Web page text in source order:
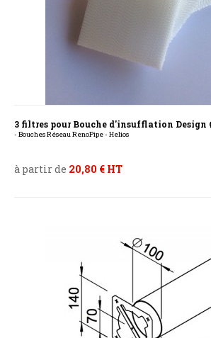
3 filtres pour Bouche d'insufflation Design Ø
- Bouches Réseau RenoPipe - Helios
à partir de 20,80 € HT